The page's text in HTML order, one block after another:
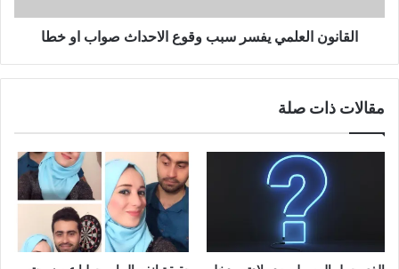
القانون العلمي يفسر سبب وقوع الاحداث صواب او خطا
مقالات ذات صلة